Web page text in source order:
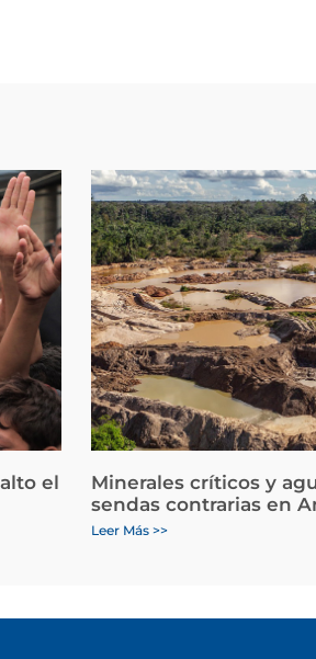
el
Minerales críticos y
sendas contrarias en
Leer Más >>